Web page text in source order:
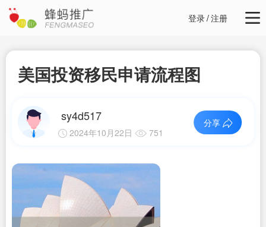
登录/注册
美国投资移民申请流程图
sy4d517
2024年10月22日 751
分享